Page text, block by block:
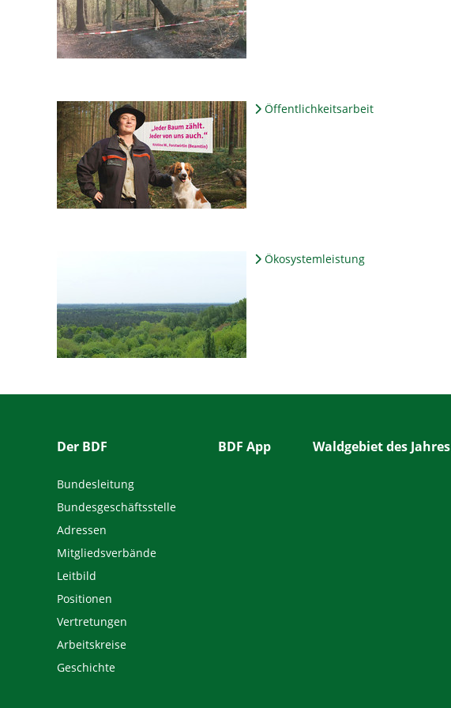
Öffentlichkeitsarbeit
Ökosystemleistung
Der BDF
Bundesleitung
Bundesgeschäftsstelle
Adressen
Mitgliedsverbände
Leitbild
Positionen
Vertretungen
Arbeitskreise
Geschichte
BDF App Waldgebiet des Jahres